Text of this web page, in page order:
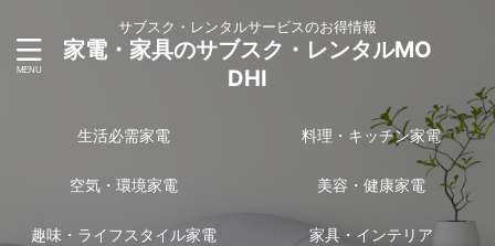
サブスク・レンタルサービスのお得情報
家電・家具のサブスク・レンタルMO
DHI
生活必需家電 料理・キッチン家電
空気・環境家電 美容・健康家電
趣味・ライフスタイル家電 家具・インテリア